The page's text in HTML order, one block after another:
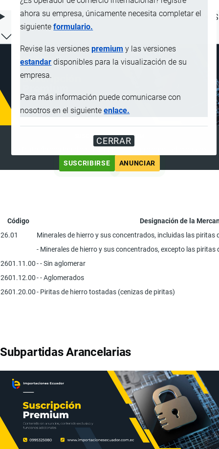
ahora su empresa, únicamente necesita completar el
siguienteformulario.
Revise las versionespremium y las versiones
estandar disponibles para la visualización de su
empresa.
Para más información puede comunicarse con
nosotros en el siguienteenlace.
CERRAR
ÍNDICE DE CONTENIDOS
SUSCRIPCIÓN PREMIUM
SUSCRIBIRSE
ANUNCIAR
Código
Designación de la
26.01
Minerales de hierro y sus concentrados, incluidas las
- Minerales de hierro y sus concentrados, excepto las
2601.11.00- - Sin aglomerar
2601.12.00- - Aglomerados
2601.20.00- Piritas de hierro tostadas (cenizas de piritas)
Subpartidas Arancelarias